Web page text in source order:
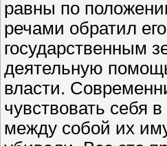
равны по
речами обратил
государственным
деятельную
власти.
чувствовать себя
между собой их